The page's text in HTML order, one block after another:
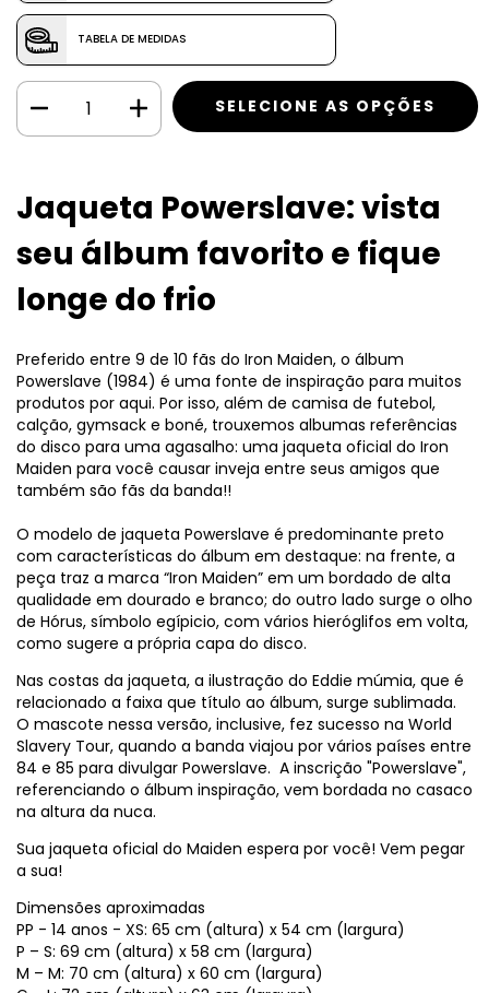
TABELA DE MEDIDAS
Jaqueta Powerslave: vista
seu álbum favorito e fique
longe do frio
Preferido entre 9 de 10 fãs do Iron Maiden, o álbum
Powerslave (1984) é uma fonte de inspiração para muitos
produtos por aqui. Por isso, além de camisa de futebol,
calção, gymsack e boné, trouxemos albumas referências
do disco para uma agasalho: uma jaqueta oficial do Iron
Maiden para você causar inveja entre seus amigos que
também são fãs da banda!!
O modelo de jaqueta Powerslave é predominante preto
com características do álbum em destaque: na frente, a
peça traz a marca “Iron Maiden” em um bordado de alta
qualidade em dourado e branco; do outro lado surge o olho
de Hórus, símbolo egípicio, com vários hieróglifos em volta,
como sugere a própria capa do disco.
Nas costas da jaqueta, a ilustração do Eddie múmia, que é
relacionado a faixa que título ao álbum, surge sublimada.
O mascote nessa versão, inclusive, fez sucesso na World
Slavery Tour, quando a banda viajou por vários países entre
84 e 85 para divulgar Powerslave. A inscrição "Powerslave",
referenciando o álbum inspiração, vem bordada no casaco
na altura da nuca.
Sua jaqueta oficial do Maiden espera por você! Vem pegar
a sua!
Dimensões aproximadas
PP - 14 anos - XS: 65 cm (altura) x 54 cm (largura)
P – S: 69 cm (altura) x 58 cm (largura)
M – M: 70 cm (altura) x 60 cm (largura)